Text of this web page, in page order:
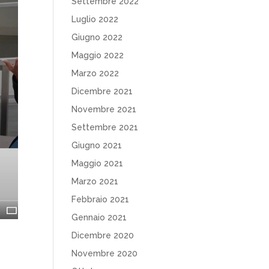
Luglio 2022
Giugno 2022
Maggio 2022
Marzo 2022
Dicembre 2021
Novembre 2021
Settembre 2021
Giugno 2021
Maggio 2021
Marzo 2021
Febbraio 2021
Gennaio 2021
Dicembre 2020
Novembre 2020